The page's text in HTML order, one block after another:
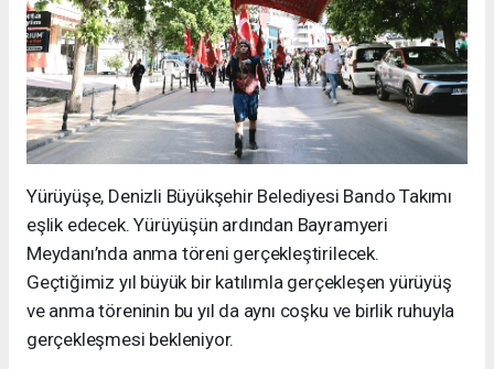
Yürüyüşe, Denizli Büyükşehir Belediyesi Bando Takımı
eşlik edecek. Yürüyüşün ardından Bayramyeri
Meydanı’nda anma töreni gerçekleştirilecek.
Geçtiğimiz yıl büyük bir katılımla gerçekleşen yürüyüş
ve anma töreninin bu yıl da aynı coşku ve birlik ruhuyla
gerçekleşmesi bekleniyor.